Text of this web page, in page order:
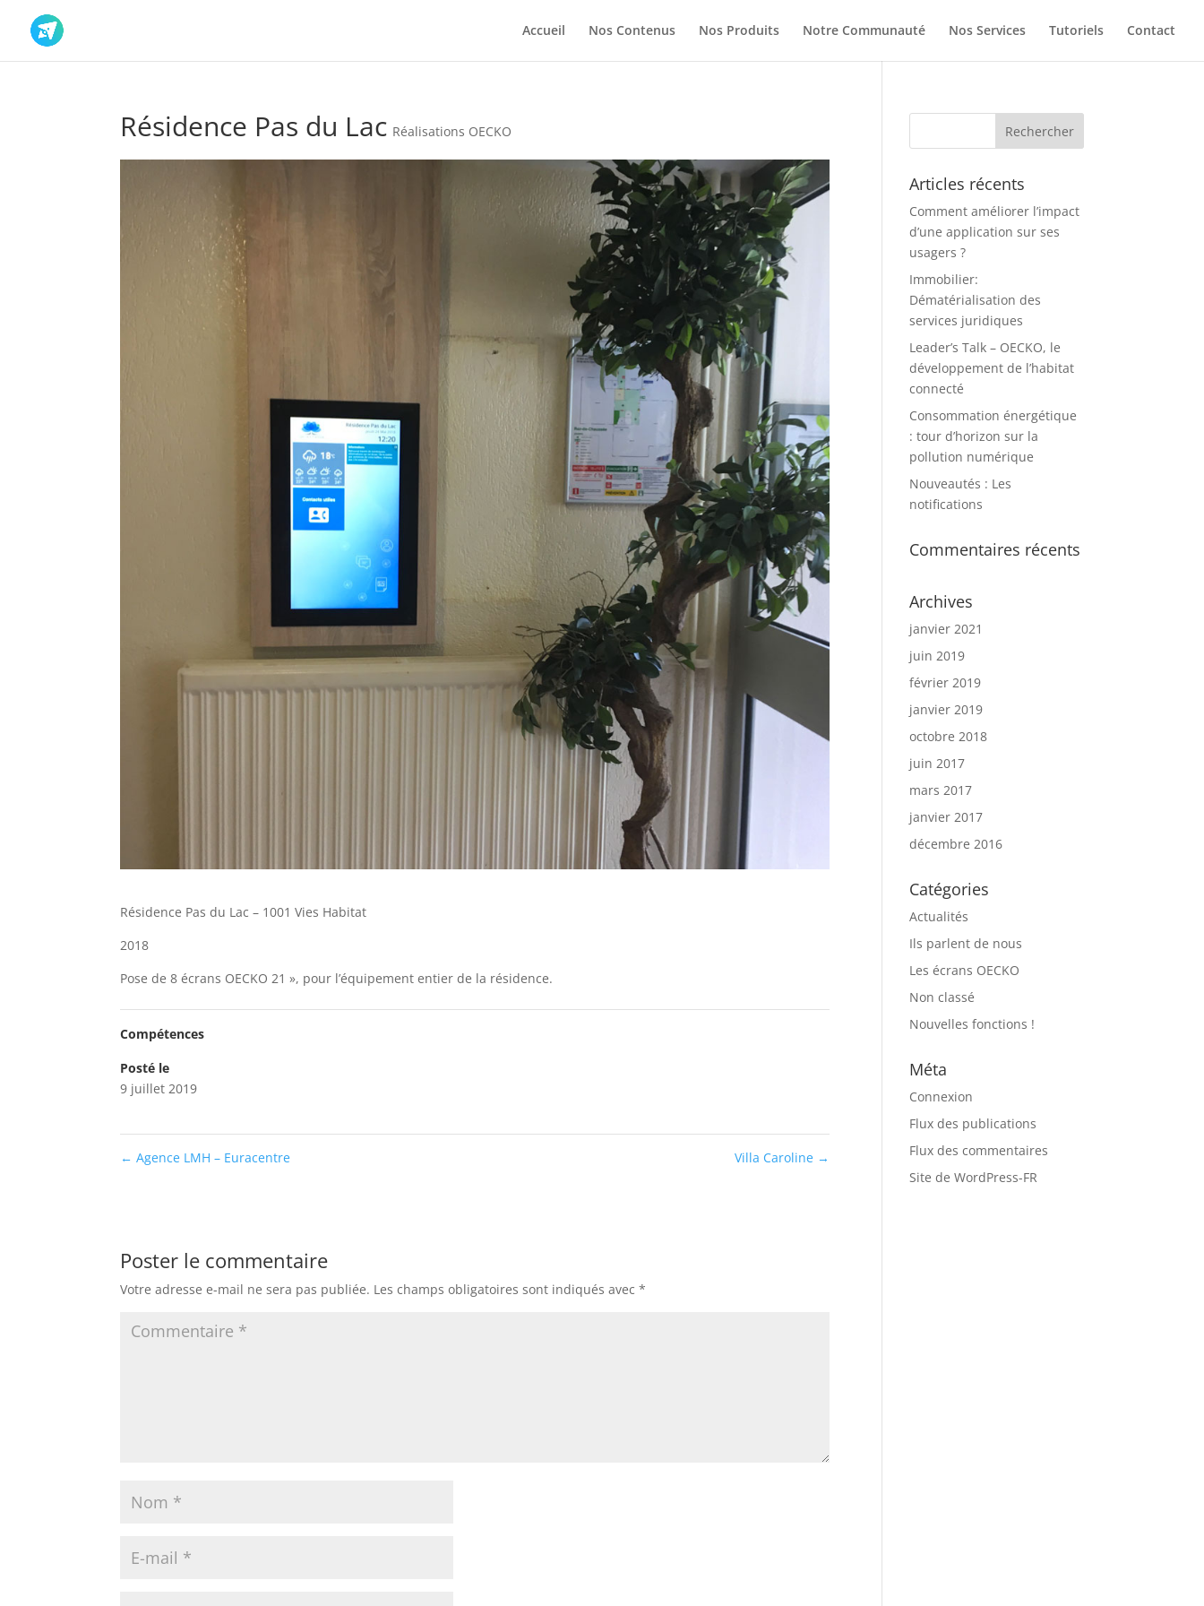
Accueil Nos Contenus Nos Produits Notre Communauté Nos Services Tutoriels Contact
Résidence Pas du Lac Réalisations OECKO
Résidence Pas du Lac – 1001 Vies Habitat
2018
Pose de 8 écrans OECKO 21 », pour l’équipement entier de la résidence.
Compétences
Posté le
9 juillet 2019
← Agence LMH – Euracentre Villa Caroline →
Poster le commentaire
Votre adresse e-mail ne sera pas publiée. Les champs obligatoires sont indiqués avec*
Articles récents
Comment améliorer l’impact
d’une application sur ses
usagers ?
Immobilier:
Dématérialisation des
services juridiques
Leader’s Talk – OECKO, le
développement de l’habitat
connecté
Consommation énergétique
: tour d’horizon sur la
pollution numérique
Nouveautés : Les
notifications
Commentaires récents
Archives
janvier 2021
juin 2019
février 2019
janvier 2019
octobre 2018
juin 2017
mars 2017
janvier 2017
décembre 2016
Catégories
Actualités
Ils parlent de nous
Les écrans OECKO
Non classé
Nouvelles fonctions !
Méta
Connexion
Flux des publications
Flux des commentaires
Site de WordPress-FR